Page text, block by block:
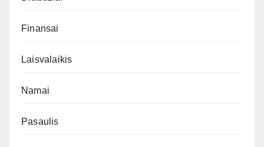
Finansai
Laisvalaikis
Namai
Pasaulis